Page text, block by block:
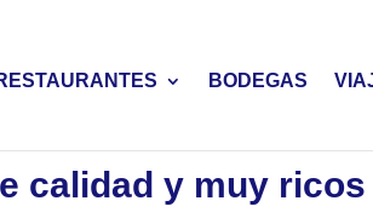
BODEGAS
calidad y muy ricos